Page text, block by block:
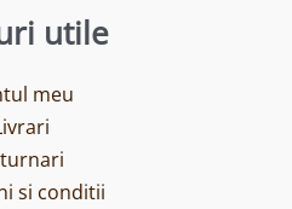
utile
meu
si conditii